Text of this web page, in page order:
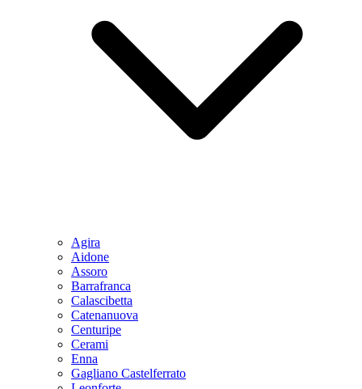
Agira
Aidone
Assoro
Barrafranca
Calascibetta
Catenanuova
Centuripe
Cerami
Enna
Gagliano Castelferrato